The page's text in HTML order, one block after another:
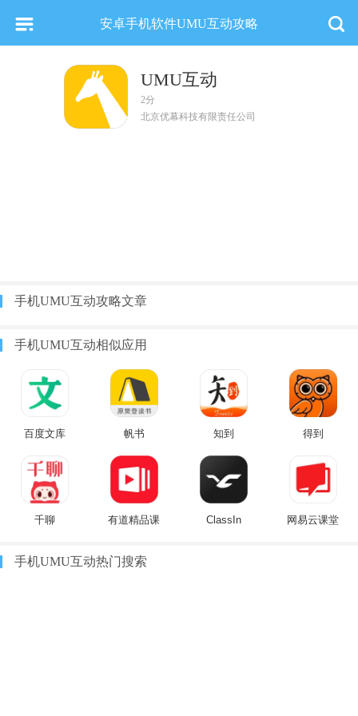
安卓手机软件UMU互动攻略
UMU互动
2分
北京优幕科技有限责任公司
手机UMU互动攻略文章
手机UMU互动相似应用
百度文库 帆书 知到 得到
千聊 有道精品课 ClassIn 网易云课堂
手机UMU互动热门搜索